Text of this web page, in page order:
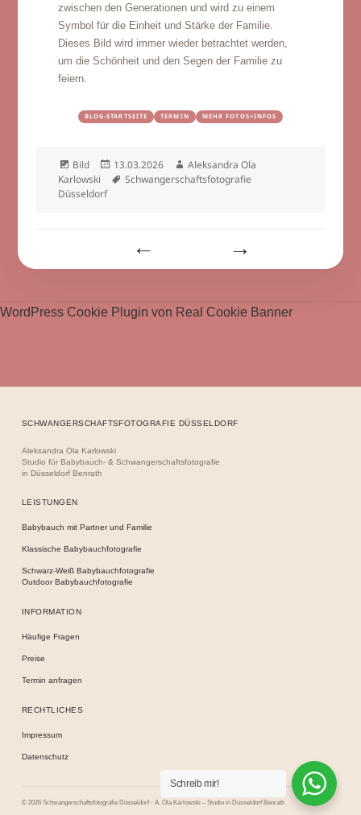
zwischen den Generationen und wird zu einem
Symbol für die Einheit und Stärke der Familie.
Dieses Bild wird immer wieder betrachtet werden,
um die Schönheit und den Segen der Familie zu
feiern.
BLOG-STARTSEITE TERMIN MEHR FOTOS+INFOS
Format
Bild
Veröffentlicht
am
13.03.2026 Autor
Aleksandra Ola
Karlowski
Schlagwörter
Schwangerschaftsfotografie
Düsseldorf
Schreib mir!
WordPress Cookie Plugin von Real Cookie Banner
SCHWANGERSCHAFTSFOTOGRAFIE DÜSSELDORF
Aleksandra Ola Karlowski
Studio für Babybauch- & Schwangerschaftsfotografie
in Düsseldorf Benrath
LEISTUNGEN
Babybauch mit Partner und Familie
Klassische Babybauchfotografie
Schwarz-Weiß Babybauchfotografie
Outdoor Babybauchfotografie
INFORMATION
Häufige Fragen
Preise
Termin anfragen
RECHTLICHES
Impressum
Datenschutz
© 2026 Schwangerschaftsfotografie Düsseldorf · A. Ola Karlowski – Studio in Düsseldorf Benrath